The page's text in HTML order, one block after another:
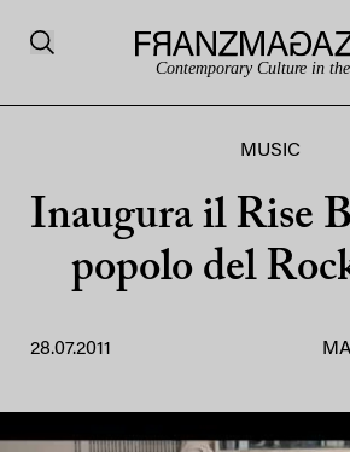
Contemporary Culture in
MUSIC
Inaugura il Rise
popolo del
28.07.2011